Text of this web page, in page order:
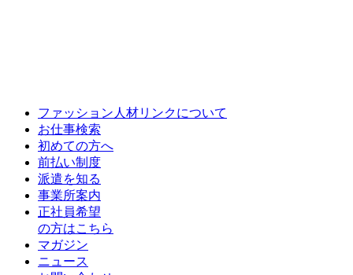
ファッション人材リンクについて
お仕事検索
初めての方へ
前払い制度
派遣を知る
事業所案内
正社員希望
の方はこちら
マガジン
ニュース